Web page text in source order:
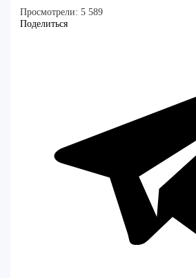
Просмотрели: 5 589
Поделиться